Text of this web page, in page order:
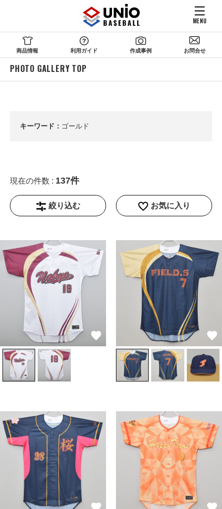
MENU
商品情報 利用ガイド 作成事例 お問合せ
PHOTO GALLERY TOP
キーワード： ゴールド
現在の件数 : 137件
絞り込む お気に入り